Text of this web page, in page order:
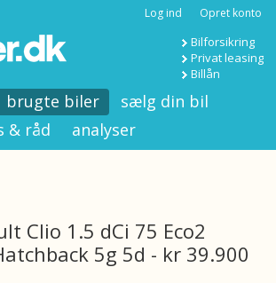
Log ind Opret konto
Bilforsikring
Privat leasing
Billån
brugte biler
sælg din bil
& råd analyser
Clio 1.5 dCi 75 Eco2
5g 5d - kr 39.900